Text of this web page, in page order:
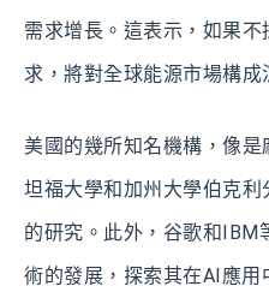
需求增長。這表示，如果
求，將對全球能源市場構成
美國的幾所知名機構，像
坦福大學和加州大學伯克
的研究。此外，谷歌和IBM
術的發展，探索其在AI應